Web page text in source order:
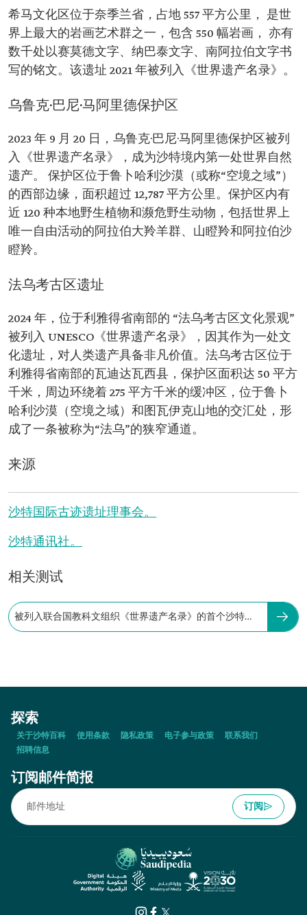
希马文化区位于奈季兰省，占地 557 平方公里， 是世
界上最大的岩画艺术群之一，包含 550 幅岩画， 亦有
数千处以赛莫德文字、纳巴泰文字、南阿拉伯文字书
写的铭文。该遗址 2021 年被列入《世界遗产名录》。
乌鲁克·巴尼·马阿里德保护区
2023 年 9 月 20 日，乌鲁克·巴尼·马阿里德保护区被列
入《世界遗产名录》，成为沙特境内第一处世界自然
遗产。 保护区位于鲁卜哈利沙漠（或称“空境之域”）
的西部边缘，面积超过 12,787 平方公里。保护区内有
近 120 种本地野生植物和濒危野生动物，包括世界上
唯一自由活动的阿拉伯大羚羊群、山瞪羚和阿拉伯沙
瞪羚。
法乌考古区遗址
2024 年，位于利雅得省南部的 “法乌考古区文化景观”
被列入 UNESCO《世界遗产名录》，因其作为一处文
化遗址，对人类遗产具备非凡价值。法乌考古区位于
利雅得省南部的瓦迪达瓦西县，保护区面积达 50 平方
千米，周边环绕着 275 平方千米的缓冲区，位于鲁卜
哈利沙漠（空境之域）和图瓦伊克山地的交汇处，形
成了一条被称为“法乌”的狭窄通道。
来源
沙特国际古迹遗址理事会。
沙特通讯社。
相关测试
被列入联合国教科文组织《世界遗产名录》的首个沙特遗
探索
关于沙特百科 使用条款 隐私政策 电子参与政策
联系我们
招聘信息
订阅邮件简报
订阅